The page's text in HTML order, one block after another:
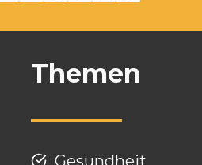
Themen
Gesundheit